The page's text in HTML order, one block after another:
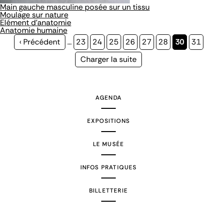
Main gauche masculine posée sur un tissu
Moulage sur nature
Elément d'anatomie
Anatomie humaine
Page
‹ Précédent … Page
23 Page
24 Page
25 Page
26 Page
27 Page
28
Page
30 Page
31
Page
Charger la suite
AGENDA
EXPOSITIONS
LE MUSÉE
INFOS PRATIQUES
BILLETTERIE